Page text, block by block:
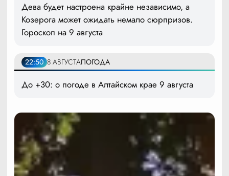
Дева будет настроена крайне независимо, а
Козерога может ожидать немало сюрпризов.
Гороскоп на 9 августа
22:50 8 АВГУСТАПОГОДА
До +30: о погоде в Алтайском крае 9 августа